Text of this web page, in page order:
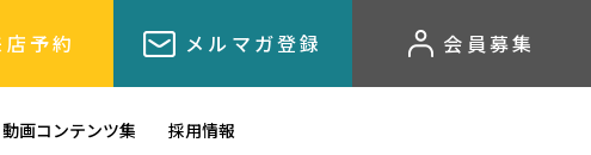
動画コンテンツ集 採用情報
店予約 メルマガ登録 会員募集